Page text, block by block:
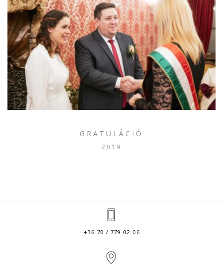
GRATULÁCIÓ
2019
+36-70 / 779-02-06